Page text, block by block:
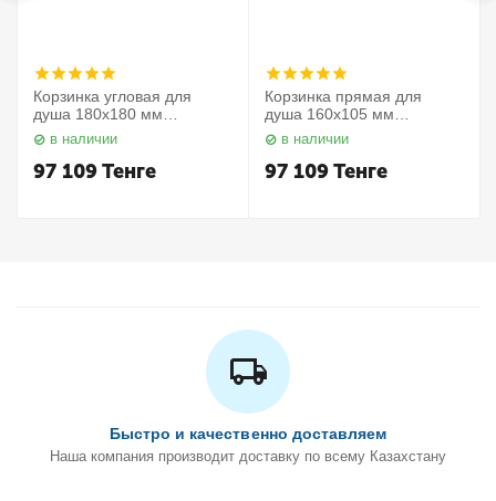
Корзинка угловая для
душа 180х180 мм
Elegance 11657010000
Keuco
в наличии
97 109Тенге
Корзинка прямая для
душа 160х105 мм
Elegance 11658010000
Keuco
в наличии
97 109Тенге
Быстро и качественно доставляем
Наша компания производит доставку по всему Казахстану